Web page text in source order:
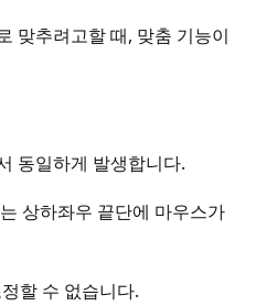
맞추려고할 때, 맞춤 기능이
동일하게 발생합니다.
상하좌우 끝단에 마우스가
할 수 없습니다.